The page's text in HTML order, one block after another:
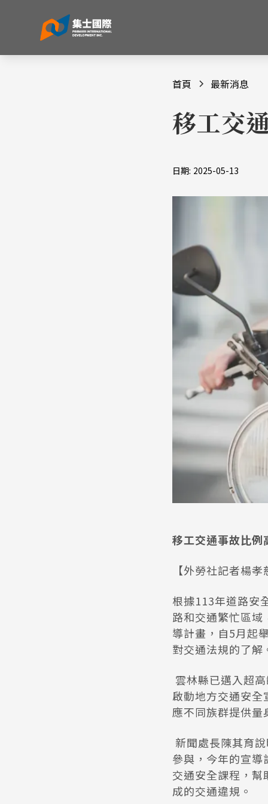
首頁 最新消息
移工交
日期: 2025-05-13
移工交通事故比例
【外勞社記者楊
根據113年道路安
路和交通繁忙區
導計畫，自5月起
對交通法規的了解
雲林縣已邁入超
啟動地方交通安
應不同族群提供
新聞處長陳其育
參與，今年的宣
交通安全課程，
成的交通違規。